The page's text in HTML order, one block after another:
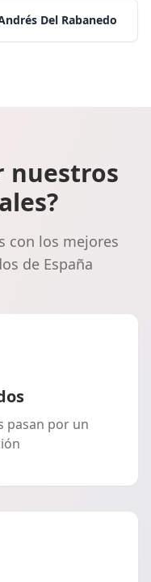
Del Rabanedo
nuestros
con los mejores
de España
pasan por un